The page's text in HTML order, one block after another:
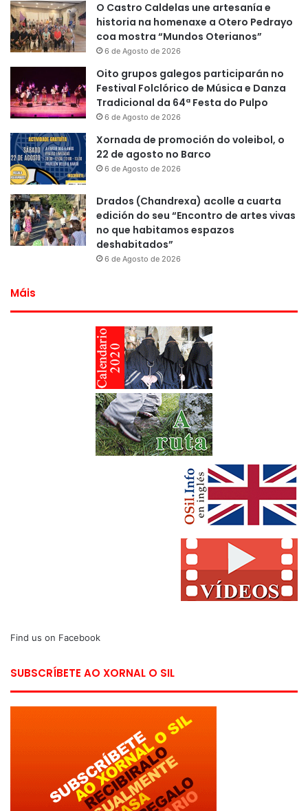
O Castro Caldelas une artesanía e
historia na homenaxe a Otero Pedrayo
coa mostra “Mundos Oterianos”
6 de Agosto de 2026
Oito grupos galegos participarán no
Festival Folclórico de Música e Danza
Tradicional da 64ª Festa do Pulpo
6 de Agosto de 2026
Xornada de promoción do voleibol, o
22 de agosto no Barco
6 de Agosto de 2026
Drados (Chandrexa) acolle a cuarta
edición do seu “Encontro de artes vivas
no que habitamos espazos
deshabitados”
6 de Agosto de 2026
Máis
Find us on Facebook
SUBSCRÍBETE AO XORNAL O SIL